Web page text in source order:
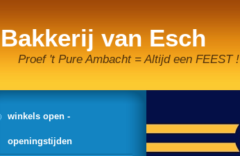
Bakkerij van Esch
Proef 't Pure Ambacht = Altijd een FEEST !
winkels open -
openingstijden